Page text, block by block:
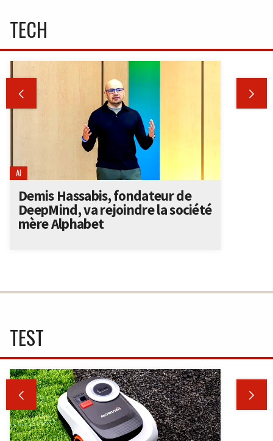
TECH
 
AI
Demis Hassabis, fondateur de
DeepMind, va rejoindre la société
mère Alphabet
TEST
 